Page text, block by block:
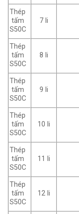
Thép
tấm
S50C
7 li
Thép
tấm
S50C
8 li
Thép
tấm
S50C
9 li
Thép
tấm
S50C
10 li
Thép
tấm
S50C
11 li
Thép
tấm
S50C
12 li